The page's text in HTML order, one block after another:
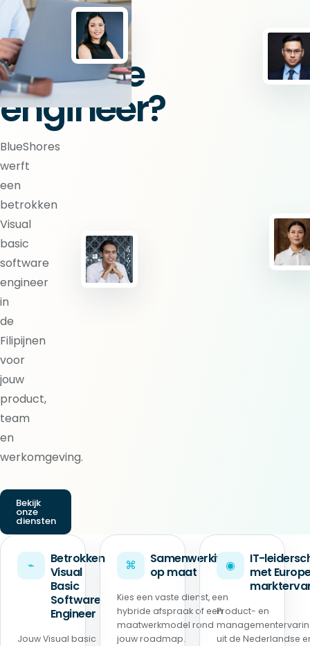
basic
software
engineer?
BlueShores
werft
een
betrokken
Visual
basic
software
engineer
in
de
Filipijnen
voor
jouw
product,
team
en
werkomgeving.
Bekijk
onze
diensten
⌁
Betrokken
Visual
Basic
Software
Engineer
Jouw Visual basic
⌘
Samenwerking
op maat
Kies een vaste dienst, een
hybride afspraak of een
maatwerkmodel rond
jouw roadmap.
◉
IT-
met
Product- en
uit de Nederlandse